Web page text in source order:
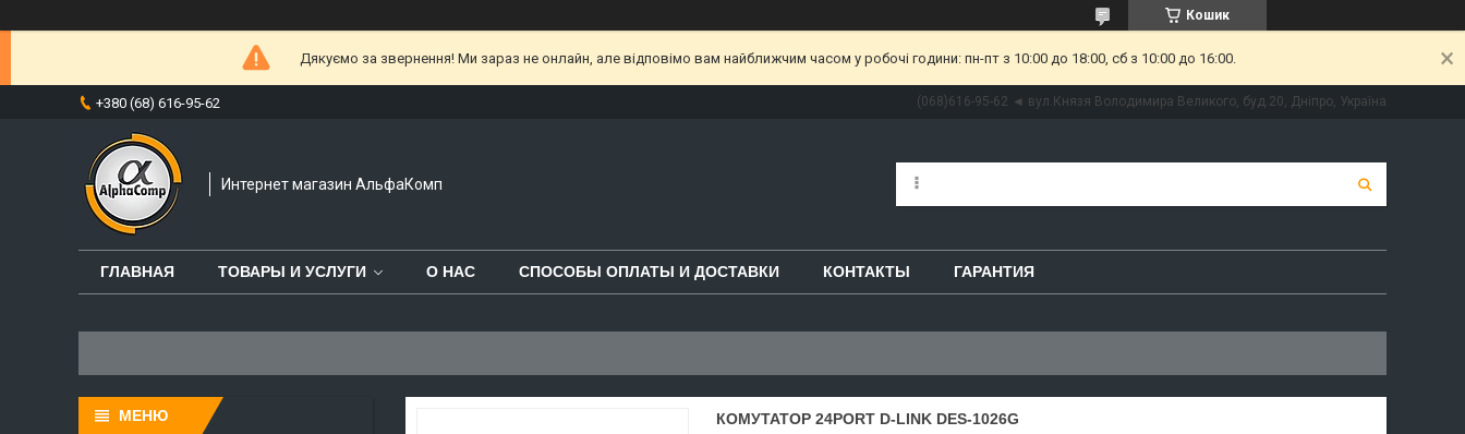
Кошик
Дякуємо за звернення! Ми зараз не онлайн, але відповімо вам найближчим часом у робочі години: пн-пт з 10:00 до 18:00, сб з 10:00 до 16:00.
+380 (68) 616-95-62 (068)616-95-62 ◄ вул.Князя Володимира Великого, буд.20, Дніпро, Україна
Интернет магазин АльфаКомп
ГЛАВНАЯ ТОВАРЫ И УСЛУГИ О НАС СПОСОБЫ ОПЛАТЫ И ДОСТАВКИ КОНТАКТЫ ГАРАНТИЯ
КОМУТАТОР 24PORT D-LINK DES-1026G